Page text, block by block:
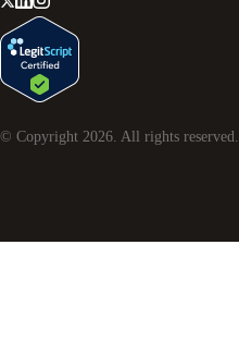
© Copyright 2026. All rights reserved.